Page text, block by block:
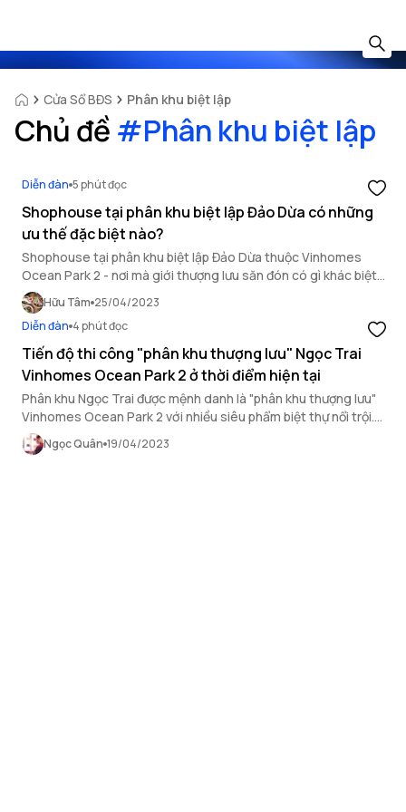
Cửa Sổ BĐS Phân khu biệt lập
Chủ đề #Phân khu biệt lập
Diễn đàn 5 phút đọc
Shophouse tại phân khu biệt lập Đảo Dừa có những
ưu thế đặc biệt nào?
Shophouse tại phân khu biệt lập Đảo Dừa thuộc Vinhomes
Ocean Park 2 - nơi mà giới thượng lưu săn đón có gì khác biệt?
Cùng tìm hiểu ngay sau đây.
Hữu Tâm 25/04/2023
Diễn đàn 4 phút đọc
Tiến độ thi công "phân khu thượng lưu" Ngọc Trai
Vinhomes Ocean Park 2 ở thời điểm hiện tại
Phân khu Ngọc Trai được mệnh danh là "phân khu thượng lưu"
Vinhomes Ocean Park 2 với nhiều siêu phẩm biệt thự nổi trội.
Tiến độ thi công hiện tại của phân khu này như thế nào?
Ngọc Quân 19/04/2023